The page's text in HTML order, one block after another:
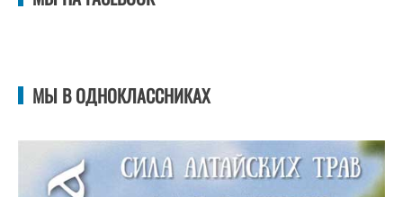
МЫ В ОДНОКЛАССНИКАХ